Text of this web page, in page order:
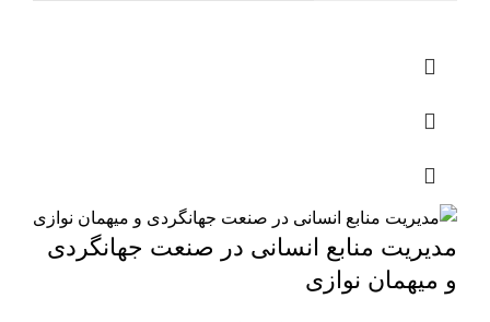
مدیریت منابع انسانی در صنعت جهانگردی
و میهمان نوازی